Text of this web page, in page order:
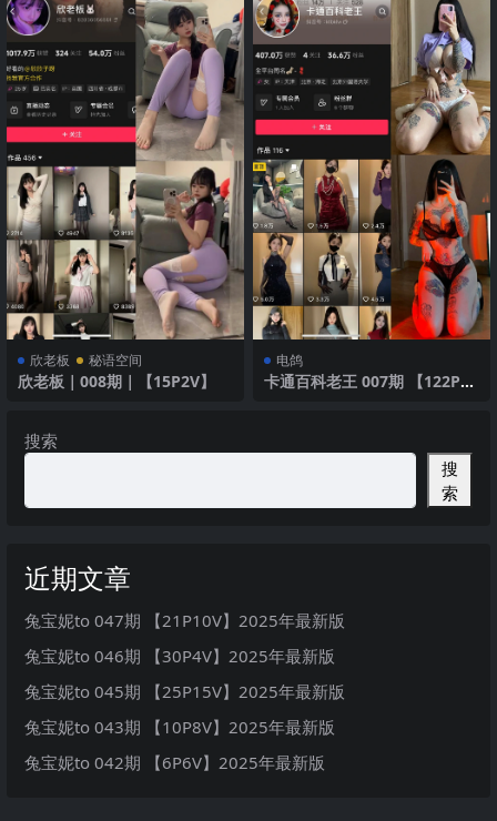
欣老板 秘语空间
欣老板｜008期｜【15P2V】
电鸽
卡通百科老王 007期 【122P】
搜索
搜
索
近期文章
兔宝妮to 047期 【21P10V】2025年最新版
兔宝妮to 046期 【30P4V】2025年最新版
兔宝妮to 045期 【25P15V】2025年最新版
兔宝妮to 043期 【10P8V】2025年最新版
兔宝妮to 042期 【6P6V】2025年最新版